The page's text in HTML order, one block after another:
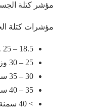
مؤشر كتلة
مؤشرات كتلة
18.5 – 25 وزن طبيعي
25 – 30 وزن زائد
30 – 35 سمنة من الدرجة الأولى
35 – 40 سمنة من الدرجة الثانية
> 40 سمنة مفرطة